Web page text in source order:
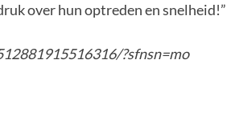
over hun optreden en snelheid!”
?sfnsn=mo